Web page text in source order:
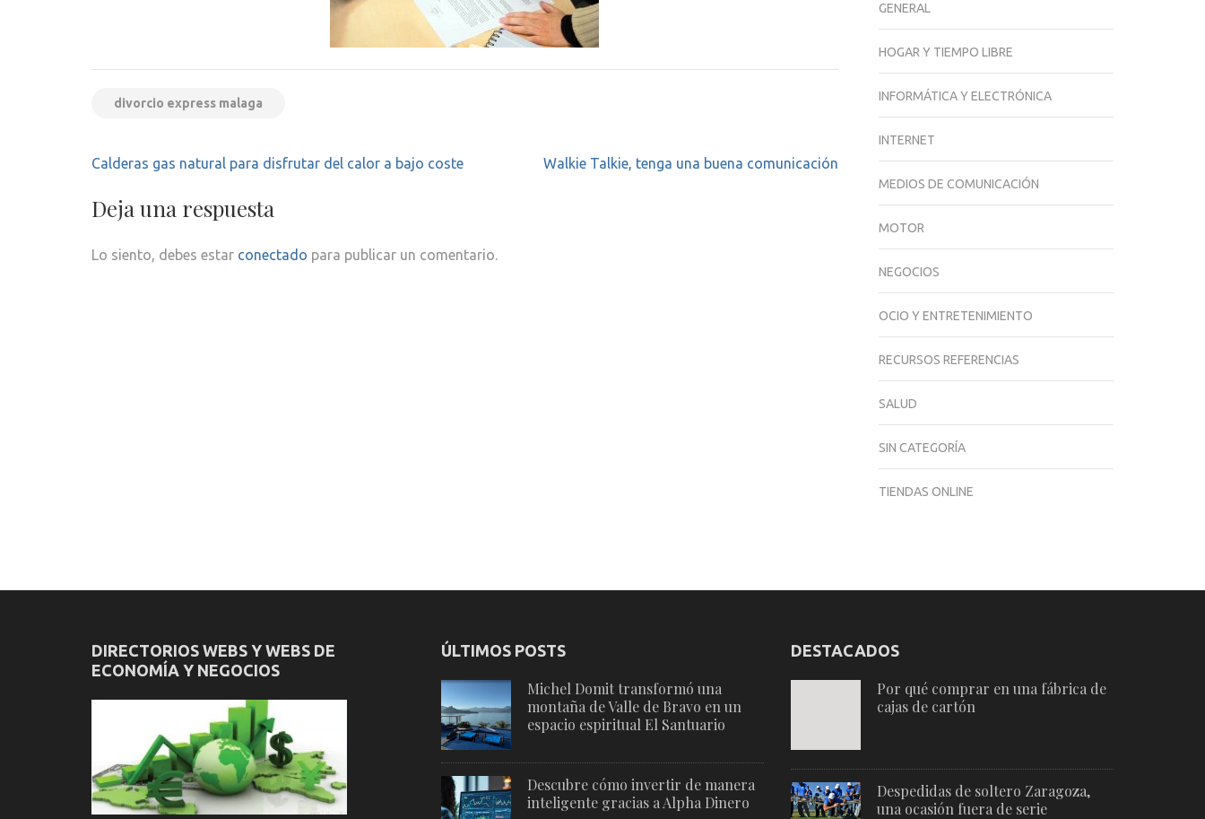
divorcio express malaga
Navegación
entradas
Calderas gas natural para disfrutar del calor a bajo coste Walkie Talkie, tenga una buena comunicación
Deja una respuesta
Lo siento, debes estar conectado para publicar un comentario.
GENERAL
HOGAR Y TIEMPO LIBRE
INFORMÁTICA Y ELECTRÓNICA
INTERNET
MEDIOS DE COMUNICACIÓN
MOTOR
NEGOCIOS
OCIO Y ENTRETENIMIENTO
RECURSOS REFERENCIAS
SALUD
SIN CATEGORÍA
TIENDAS ONLINE
DIRECTORIOS WEBS Y WEBS DE
ECONOMÍA Y NEGOCIOS
ÚLTIMOS POSTS
Michel Domit transformó una
montaña de Valle de Bravo en un
espacio espiritual El Santuario
Descubre cómo invertir de manera
inteligente gracias a Alpha Dinero
DESTACADOS
Por qué comprar en una fábrica de
cajas de cartón
Despedidas de soltero Zaragoza,
una ocasión fuera de serie